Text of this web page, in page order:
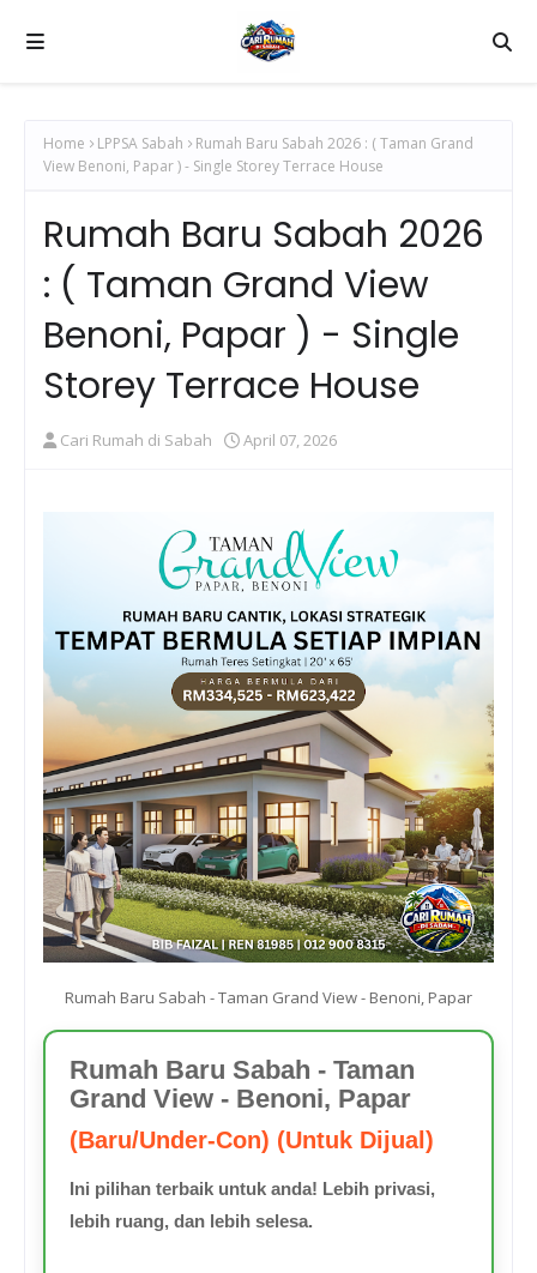
Home LPPSA Sabah
Rumah Baru Sabah 2026 : ( Taman Grand
View Benoni, Papar ) - Single Storey Terrace House
Rumah Baru Sabah 2026
: ( Taman Grand View
Benoni, Papar ) - Single
Storey Terrace House
Cari Rumah di Sabah April 07, 2026
Rumah Baru Sabah - Taman Grand View - Benoni, Papar
Rumah Baru Sabah - Taman
Grand View - Benoni, Papar
(Baru/Under-Con) (Untuk Dijual)
Ini pilihan terbaik untuk anda! Lebih privasi,
lebih ruang, dan lebih selesa.